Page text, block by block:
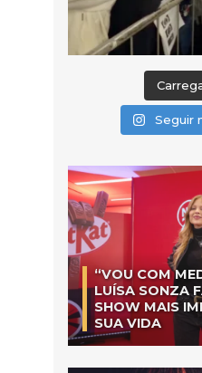
Seguir
“VOU COM
LUÍSA SONZA
SHOW MAIS
SUA VIDA